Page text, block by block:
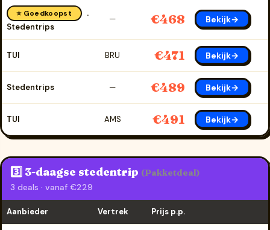
⭐ Goedkoopst
Stedentrips
— €468 Bekijk→
TUI BRU €471 Bekijk→
Stedentrips — €489 Bekijk→
TUI AMS €491 Bekijk→
3️⃣ 3-daagse stedentrip (Pakketdeal)
3 deals · vanaf €229
Aanbieder Vertrek Prijs p.p.